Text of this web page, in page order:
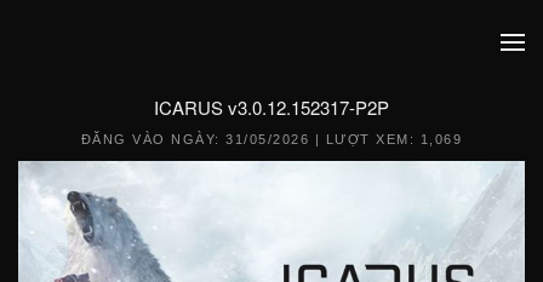
ICARUS v3.0.12.152317-P2P
ĐĂNG VÀO NGÀY:31/05/2026 | LƯỢT XEM: 1,069